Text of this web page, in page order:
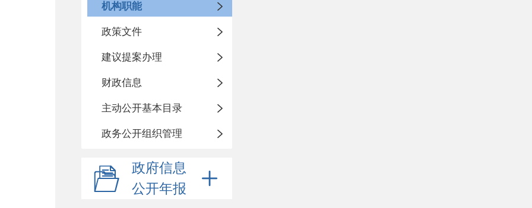
机构职能
政策文件
建议提案办理
财政信息
主动公开基本目录
政务公开组织管理
政府信息
公开年报